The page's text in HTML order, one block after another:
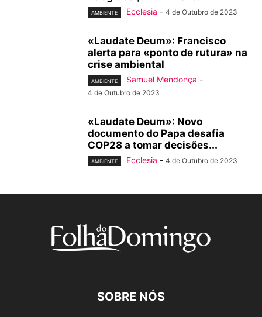
AMBIENTE Ecclesia - 4 de Outubro de 2023
«Laudate Deum»: Francisco
alerta para «ponto de rutura» na
crise ambiental
AMBIENTE Samuel Mendonça -
4 de Outubro de 2023
«Laudate Deum»: Novo
documento do Papa desafia
COP28 a tomar decisões...
AMBIENTE Ecclesia - 4 de Outubro de 2023
SOBRE NÓS